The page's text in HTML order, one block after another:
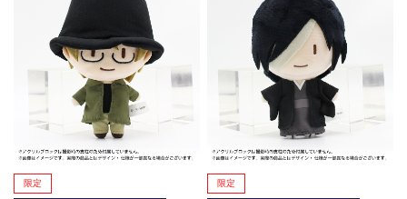
限定 限定